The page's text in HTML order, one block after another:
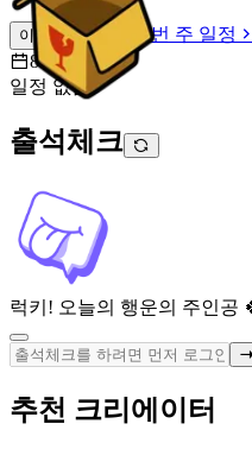
이번 주 일정
이번 주 일정
8월 9일 [일]
일정 없음
출석체크
럭키! 오늘의 행운의 주인공
추천 크리에이터